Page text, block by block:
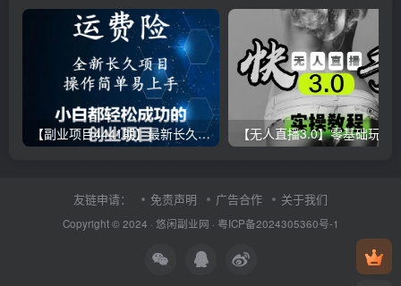
【副业项目4441期】最新长久稳定暴利项目，运费险全新玩法，日赚1000（包含详细教程，全程指导）
友链申请： 免责声明 广告合作 关于我们
Copyright © 2024 · 悠闲副业网 · 粤ICP备2024305360号-1